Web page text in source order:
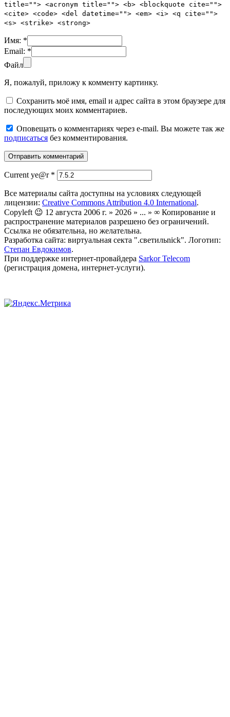
title=""> <acronym title=""> <b> <blockquote cite="">
<cite> <code> <del datetime=""> <em> <i> <q cite="">
<s> <strike> <strong>
Имя: *
Email: *
Файл
Я, пожалуй, приложу к комменту картинку.
Сохранить моё имя, email и адрес сайта в этом браузере для
последующих моих комментариев.
Оповещать о комментариях через e-mail. Вы можете так же
подписаться без комментирования.
Current ye@r *
Все материалы сайта доступны на условиях следующей
лицензии: Creative Commons Attribution 4.0 International.
Copyleft 😉 12 августа 2006 г. » 2026 » ... » ∞ Копирование и
распространение материалов разрешено без ограничений.
Ссылка не обязательна, но желательна.
Разработка сайта: виртуальная секта ".светильnick". Логотип:
Степан Евдокимов.
При поддержке интернет-провайдера Sarkor Telecom
(регистрация домена, интернет-услуги).